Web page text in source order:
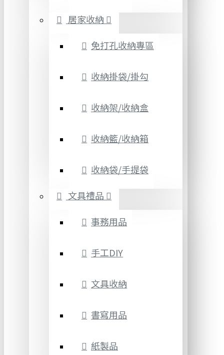
居家收納
免打孔收納專區
收納掛袋/掛勾
收納架/收納盒
收納籃/收納箱
收納袋/手提袋
文具禮品
事務用品
手工DIY
文具收納
書寫用品
紙製品